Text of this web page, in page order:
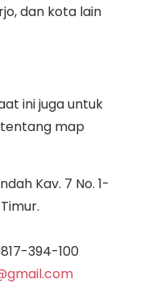
dan kota lain
ini juga untuk
map
Kav. 7 No. 1-
394-100